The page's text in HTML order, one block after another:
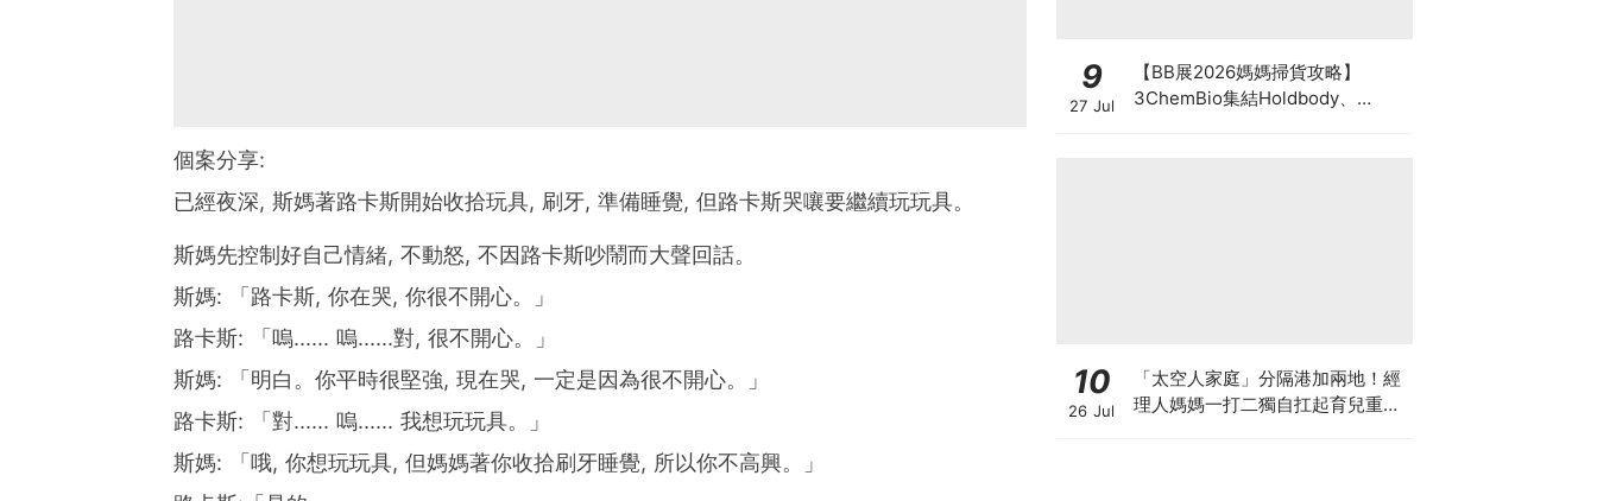
個案分享:
已經夜深, 斯媽著路卡斯開始收拾玩具, 刷牙, 準備睡覺, 但路卡斯哭嚷要繼續玩玩具。
斯媽先控制好自己情緒, 不動怒, 不因路卡斯吵鬧而大聲回話。
斯媽: 「路卡斯, 你在哭, 你很不開心。」
路卡斯: 「嗚...... 嗚......對, 很不開心。」
斯媽: 「明白。你平時很堅強, 現在哭, 一定是因為很不開心。」
路卡斯: 「對...... 嗚...... 我想玩玩具。」
斯媽: 「哦, 你想玩玩具, 但媽媽著你收拾刷牙睡覺, 所以你不高興。」
9
27 Jul
【BB展2026媽媽掃貨攻略】
3ChemBio集結Holdbody、
10
26 Jul
「太空人家庭」分隔港加兩地！經
理人媽媽一打二獨自扛起育兒重